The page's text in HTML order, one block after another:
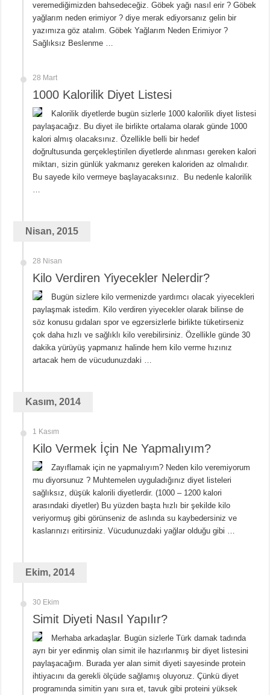
veremediğimizden bahsedeceğiz. Göbek yağı nasıl erir ? Göbek
yağlarım neden erimiyor ? diye merak ediyorsanız gelin bir
yazımıza göz atalım. Göbek Yağlarım Neden Erimiyor ?
Sağlıksız Beslenme …
28 Mart
1000 Kalorilik Diyet Listesi
Kalorilik diyetlerde bugün sizlerle 1000 kalorilik diyet listesi
paylaşacağız. Bu diyet ile birlikte ortalama olarak günde 1000
kalori almış olacaksınız. Özellikle belli bir hedef
doğrultusunda gerçekleştirilen diyetlerde alınması gereken kalori
miktarı, sizin günlük yakmanız gereken kaloriden az olmalıdır.
Bu sayede kilo vermeye başlayacaksınız. Bu nedenle kalorilik
…
Nisan, 2015
28 Nisan
Kilo Verdiren Yiyecekler Nelerdir?
Bugün sizlere kilo vermenizde yardımcı olacak yiyecekleri
paylaşmak istedim. Kilo verdiren yiyecekler olarak bilinse de
söz konusu gıdaları spor ve egzersizlerle birlikte tüketirseniz
çok daha hızlı ve sağlıklı kilo verebilirsiniz. Özellikle günde 30
dakika yürüyüş yapmanız halinde hem kilo verme hızınız
artacak hem de vücudunuzdaki …
Kasım, 2014
1 Kasım
Kilo Vermek İçin Ne Yapmalıyım?
Zayıflamak için ne yapmalıyım? Neden kilo veremiyorum
mu diyorsunuz ? Muhtemelen uyguladığınız diyet listeleri
sağlıksız, düşük kalorili diyetlerdir. (1000 – 1200 kalori
arasındaki diyetler) Bu yüzden başta hızlı bir şekilde kilo
veriyormuş gibi görünseniz de aslında su kaybedersiniz ve
kaslarınızı eritirsiniz. Vücudunuzdaki yağlar olduğu gibi …
Ekim, 2014
30 Ekim
Simit Diyeti Nasıl Yapılır?
Merhaba arkadaşlar. Bugün sizlerle Türk damak tadında
ayrı bir yer edinmiş olan simit ile hazırlanmış bir diyet listesini
paylaşacağım. Burada yer alan simit diyeti sayesinde protein
ihtiyacını da gerekli ölçüde sağlamış oluyoruz. Çünkü diyet
programında simitin yanı sıra et, tavuk gibi proteini yüksek